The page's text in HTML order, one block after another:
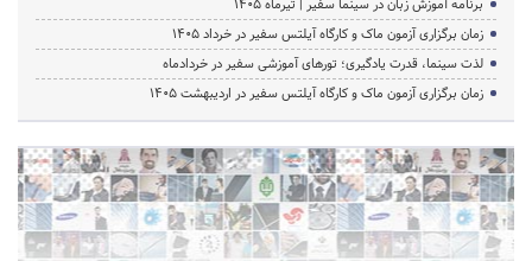
زمان برگزاری آزمون ماک و کارگاه آیلتس سفیر در خرداد 1405
لذت سینما، قدرت یادگیری؛ تورهای آموزشی سفیر در خردادماه
زمان برگزاری آزمون ماک و کارگاه آیلتس سفیر در اردیبهشت 1405